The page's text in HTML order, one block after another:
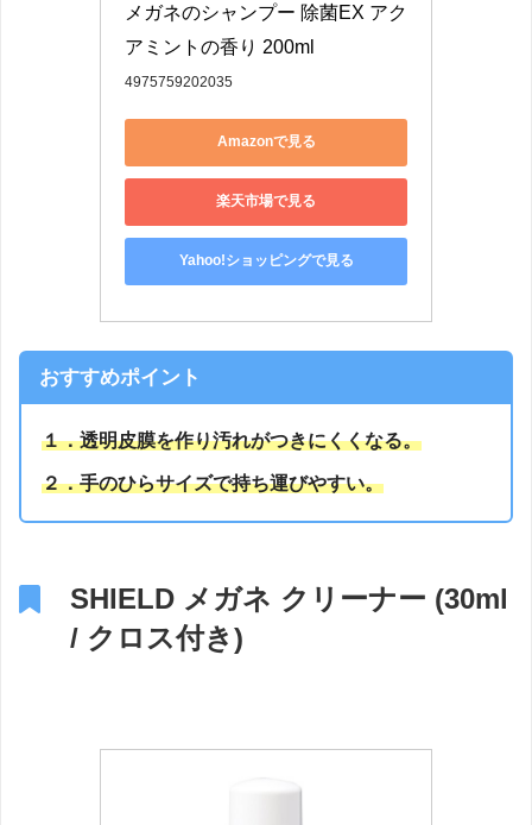
メガネのシャンプー 除菌EX アク
アミントの香り 200ml
4975759202035
Amazonで見る
楽天市場で見る
Yahoo!ショッピングで見る
おすすめポイント
１．透明皮膜を作り汚れがつきにくくなる。
２．手のひらサイズで持ち運びやすい。
SHIELD メガネ クリーナー (30ml
/ クロス付き)